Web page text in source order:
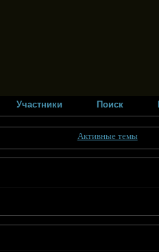
Участники Поиск
Активные темы